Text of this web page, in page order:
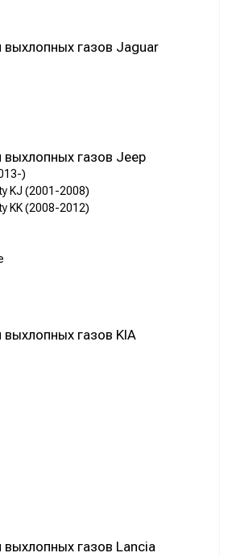
газов Jaguar
газов Jeep
)
KJ (2001-2008)
KK (2008-2012)
газов KIA
газов Lancia